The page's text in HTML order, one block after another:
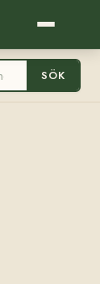
SÖK